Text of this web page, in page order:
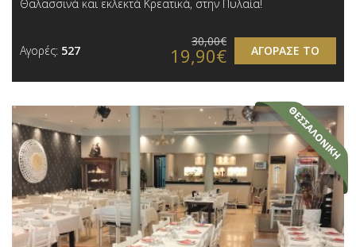
Θαλασσινά και εκλεκτά Κρεατικά, στην Πυλαία!
Αγορές: 527 ΑΓΟΡΑΣΕ ΤΟ
30,00€
19,90€